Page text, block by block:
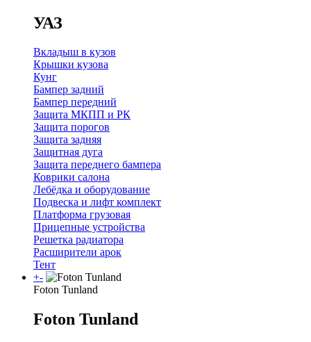
УАЗ
Вкладыш в кузов
Крышки кузова
Кунг
Бампер задний
Бампер передний
Защита МКПП и РК
Защита порогов
Защита задняя
Защитная дуга
Защита переднего бампера
Коврики салона
Лебёдка и оборудование
Подвеска и лифт комплект
Платформа грузовая
Прицепные устройства
Решетка радиатора
Расширители арок
Тент
+-
Foton Tunland
Foton Tunland